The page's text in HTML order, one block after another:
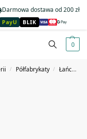
Darmowa dostawa od 200 zł
PayU BLIK
0
/ Półfabrykaty / Łańcuszki, ogniwa i zapięcia jubilerskie